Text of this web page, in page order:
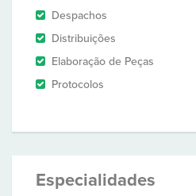
Despachos
Distribuições
Elaboração de Peças
Protocolos
Especialidades